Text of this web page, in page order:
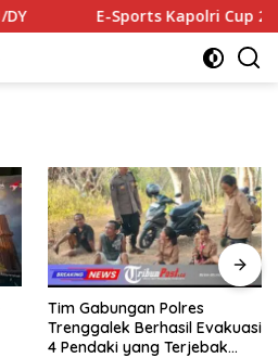
E-Sports Kapolri Cup 2026
Tim Gabungan Polres
Trenggalek Berhasil Evakuasi
4 Pendaki yang Terjebak